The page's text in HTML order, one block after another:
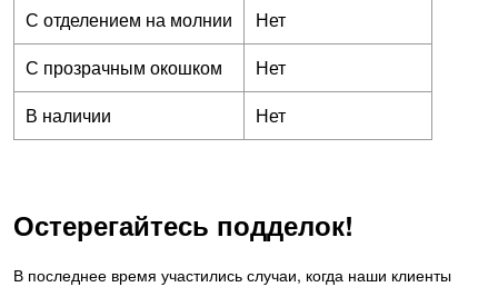
С отделением на молнии
Нет
С прозрачным окошком
Нет
В наличии
Нет
Остерегайтесь подделок!
В последнее время участились случаи, когда наши клиенты